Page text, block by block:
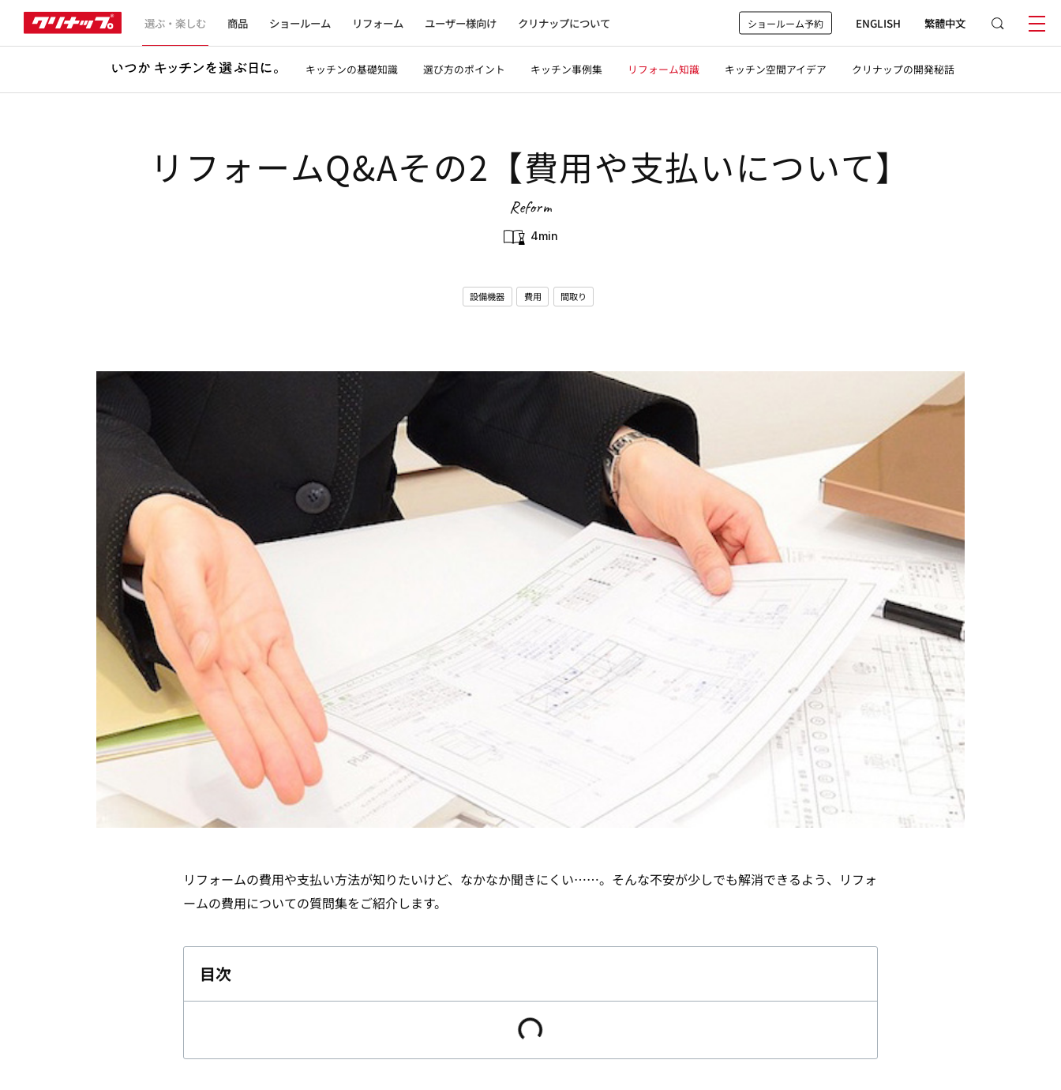
選ぶ・楽しむ 商品 ショールーム リフォーム ユーザー様向け クリナップについて ショールーム予約 ENGLISH 繁體中文
キッチンの基礎知識 選び方のポイント キッチン事例集 リフォーム知識 キッチン空間アイデア クリナップの開発秘話
リフォームQ&Aその2【費用や支払いについて】
Reform
4min
設備機器 費用 間取り
リフォームの費用や支払い方法が知りたいけど、なかなか聞きにくい……。そんな不安が少しでも解消できるよう、リフォ
ームの費用についての質問集をご紹介します。
目次